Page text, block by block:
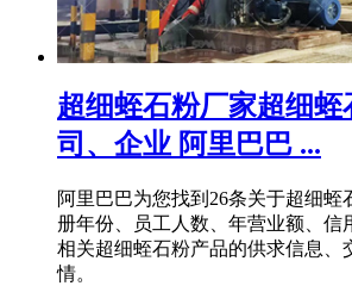
超细蛭石粉厂家超细
司、企业 阿里巴巴 ...
阿里巴巴为您找到26条关于超细蛭
册年份、员工人数、年营业额、信
相关超细蛭石粉产品的供求信息、
情。